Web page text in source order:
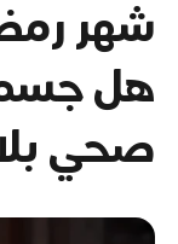
شهر
هل
صحي